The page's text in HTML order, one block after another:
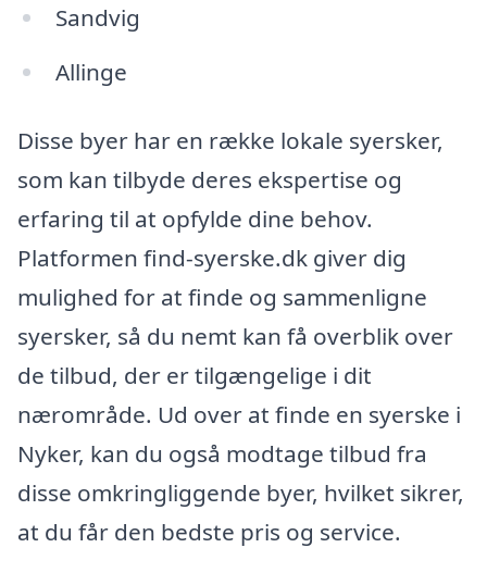
Sandvig
Allinge
Disse byer har en række lokale syersker,
som kan tilbyde deres ekspertise og
erfaring til at opfylde dine behov.
Platformen find-syerske.dk giver dig
mulighed for at finde og sammenligne
syersker, så du nemt kan få overblik over
de tilbud, der er tilgængelige i dit
nærområde. Ud over at finde en syerske i
Nyker, kan du også modtage tilbud fra
disse omkringliggende byer, hvilket sikrer,
at du får den bedste pris og service.